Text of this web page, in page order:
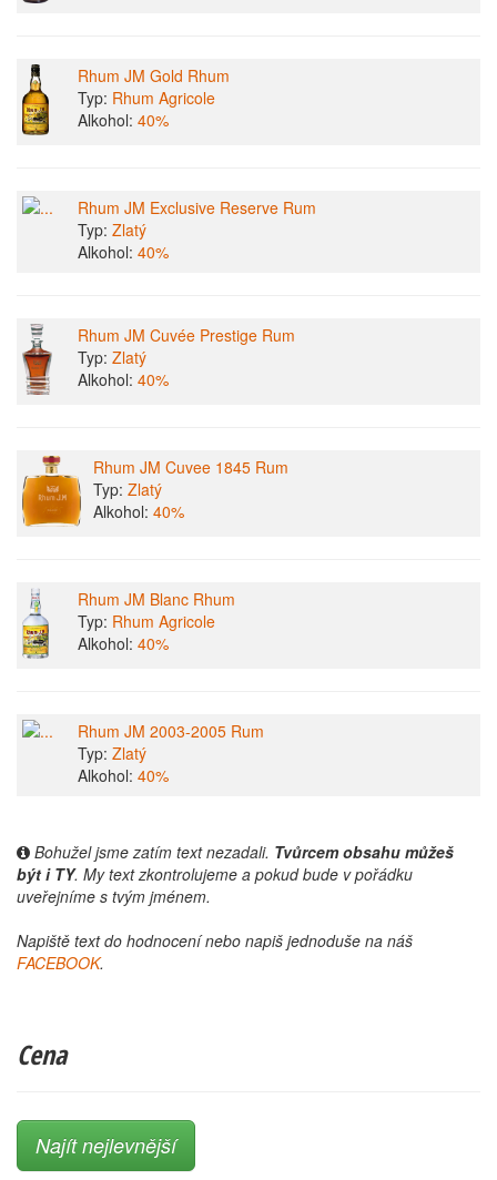
Rhum JM Gold Rhum
Typ: Rhum Agricole
Alkohol: 40%
Rhum JM Exclusive Reserve Rum
Typ: Zlatý
Alkohol: 40%
Rhum JM Cuvée Prestige Rum
Typ: Zlatý
Alkohol: 40%
Rhum JM Cuvee 1845 Rum
Typ: Zlatý
Alkohol: 40%
Rhum JM Blanc Rhum
Typ: Rhum Agricole
Alkohol: 40%
Rhum JM 2003-2005 Rum
Typ: Zlatý
Alkohol: 40%
Bohužel jsme zatím text nezadali. Tvůrcem obsahu můžeš
být i TY. My text zkontrolujeme a pokud bude v pořádku
uveřejníme s tvým jménem.
Napiště text do hodnocení nebo napiš jednoduše na náš
FACEBOOK.
Cena
Najít nejlevnější